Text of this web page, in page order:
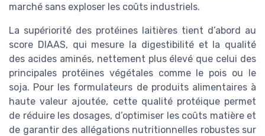
marché sans exploser les coûts industriels.
La supériorité des protéines laitières tient d’abord au
score DIAAS, qui mesure la digestibilité et la qualité
des acides aminés, nettement plus élevé que celui des
principales protéines végétales comme le pois ou le
soja. Pour les formulateurs de produits alimentaires à
haute valeur ajoutée, cette qualité protéique permet
de réduire les dosages, d’optimiser les coûts matière et
de garantir des allégations nutritionnelles robustes sur